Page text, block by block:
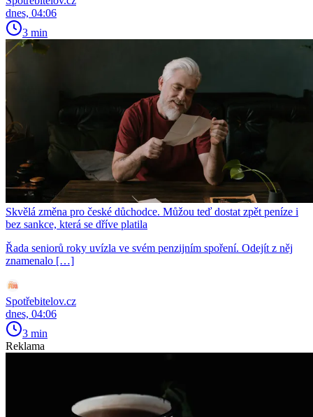
dnes, 04:06
3 min
Skvělá změna pro české důchodce. Můžou teď dostat zpět peníze i
bez sankce, která se dříve platila
Řada seniorů roky uvízla ve svém penzijním spoření. Odejít z něj
znamenalo […]
Spotřebitelov.cz
dnes, 04:06
3 min
Reklama